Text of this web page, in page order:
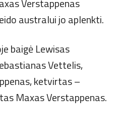
australui jo aplenkti.
baigė Lewisas
Vettelis,
ketvirtas –
Maxas Verstappenas.